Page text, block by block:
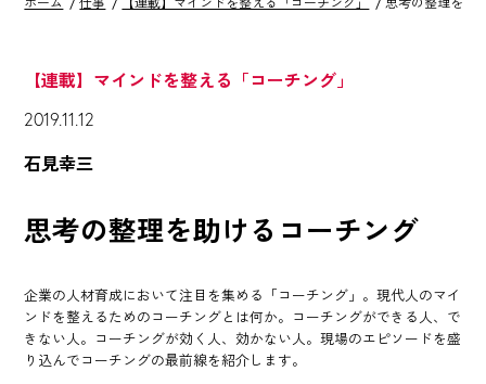
【連載】マインドを整える「コーチング」
2019.11.12
石見幸三
思考の整理を助けるコーチング
企業の人材育成において注目を集める「コーチング」。現代人のマイ
ンドを整えるためのコーチングとは何か。コーチングができる人、で
きない人。コーチングが効く人、効かない人。現場のエピソードを盛
り込んでコーチングの最前線を紹介します。